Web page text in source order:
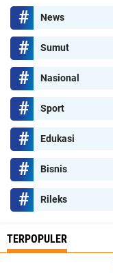
News
Sumut
Nasional
Sport
Edukasi
Bisnis
Rileks
TERPOPULER